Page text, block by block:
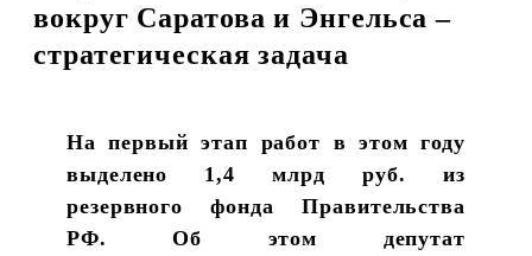
вокруг Саратова и Энгельса –
стратегическая задача
На первый этап работ в этом году
выделено 1,4 млрд руб. из
резервного фонда Правительства
РФ. Об этом депутат